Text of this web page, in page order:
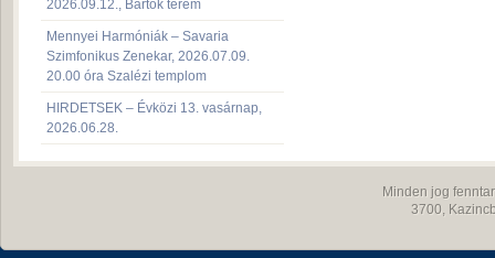
2026.09.12., Bartók terem
Mennyei Harmóniák – Savaria
Szimfonikus Zenekar, 2026.07.09.
20.00 óra Szalézi templom
HIRDETSEK – Évközi 13. vasárnap,
2026.06.28.
Minden jog
3700,